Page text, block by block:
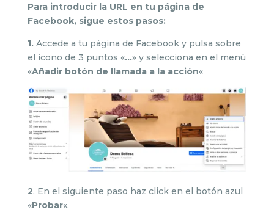
Para introducir la URL en tu página de
Facebook, sigue estos pasos:
1. Accede a tu página de Facebook y pulsa sobre
el icono de 3 puntos «…» y selecciona en el menú
«Añadir botón de llamada a la acción«
2. En el siguiente paso haz click en el botón azul
«Probar«.